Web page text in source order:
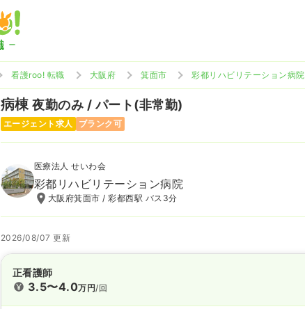
看護roo! 転職 大阪府 箕面市 彩都リハビリテーション病院
病棟夜勤のみ / パート(非常勤)
エージェント求人 ブランク可
医療法人 せいわ会
彩都リハビリテーション病院
大阪府箕面市 / 彩都西駅 バス3分
2026/08/07 更新
正看護師
3.5〜4.0万円/回